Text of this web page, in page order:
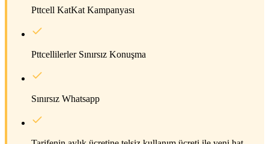
Pttcell KatKat Kampanyası
Pttcellilerler Sınırsız Konuşma
Sınırsız Whatsapp